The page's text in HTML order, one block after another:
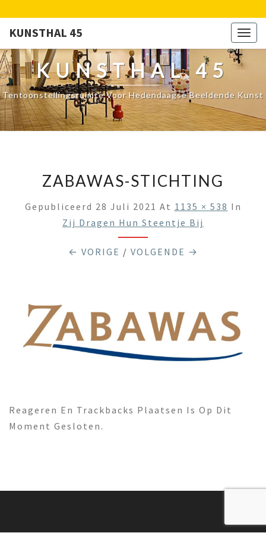
KUNSTHAL 45
KUNSTHAL 45
Tentoonstellingsruimte Voor Hedendaagse Beeldende Kunst
ZABAWAS-STICHTING
Gepubliceerd 28 Juli 2021 At 1135 × 538 In
Zij Dragen Hun Steentje Bij
← VORIGE / VOLGENDE →
Reageren En Trackbacks Plaatsen Is Op Dit
Moment Gesloten.